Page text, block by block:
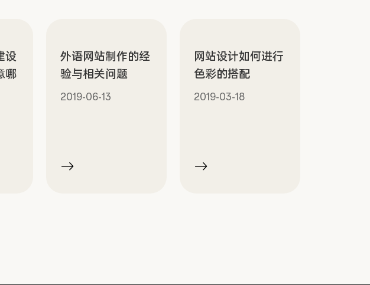
设
哪
外语网站制作的经
验与相关问题
2019-06-13
网站设计如何进行
色彩的搭配
2019-03-18